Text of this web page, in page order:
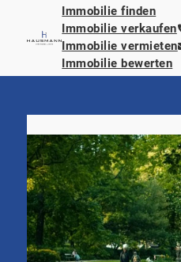
Immobilie finden
Immobilie verkaufen
Immobilie vermieten
Immobilie bewerten